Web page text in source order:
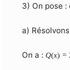
3) On pose :
a)
On a :Q(x) =